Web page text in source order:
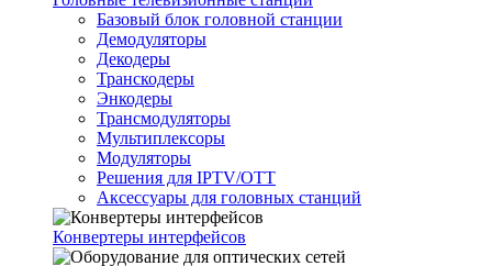
Базовый блок головной станции
Демодуляторы
Декодеры
Транскодеры
Энкодеры
Трансмодуляторы
Мультиплексоры
Модуляторы
Решения для IPTV/OTT
Аксессуары для головных станций
Конвертеры интерфейсов